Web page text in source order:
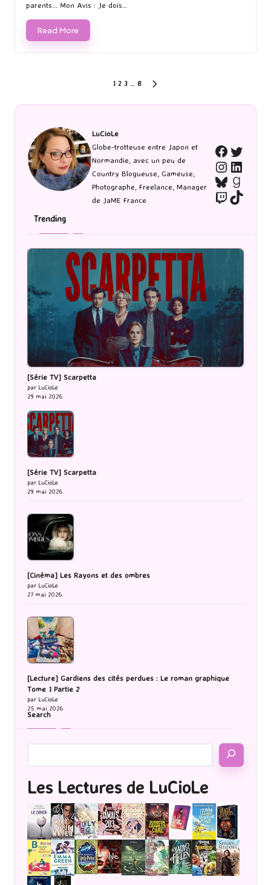
parents... Mon Avis : Je dois…
Read More
des
publications
1 2 3 … 8
LuCioLe
Globe-trotteuse entre Japon et
Normandie, avec un peu de
Country Blogueuse, Gameuse,
Photographe, Freelance, Manager
de JaME France
Bluesky
TwitchTikTok
Trending
[Série TV] Scarpetta
par LuCioLe
29 mai 2026
[Série TV] Scarpetta
par LuCioLe
29 mai 2026
[Cinéma] Les Rayons et des ombres
par LuCioLe
27 mai 2026
[Lecture] Gardiens des cités perdues : Le roman graphique
Tome 1 Partie 2
par LuCioLe
25 mai 2026
Search
Les Lectures de LuCioLe